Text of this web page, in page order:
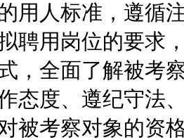
用人标准，遵循
聘用岗位的要求
，全面了解被考
态度、遵纪守法
被考察对象的资